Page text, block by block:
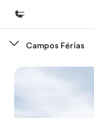
Campos Férias